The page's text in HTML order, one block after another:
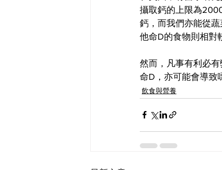
攝取鈣的上限為
鈣，而我們亦能從
他命D的食物則相對
然而，凡事有利必
命D，亦可能會導致
飲食與營養